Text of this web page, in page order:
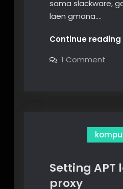
sama slackware,
laen gmana.…
Continue reading
1 Commenton
Setting APT
proxy